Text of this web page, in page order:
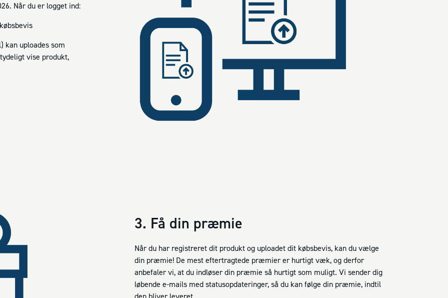
Når du er logget ind:
kan uploades som
vise produkt,
3. Få din præmie
Når du har registreret dit produkt og uploadet dit købsbevis, kan du vælge
din præmie! De mest eftertragtede præmier er hurtigt væk, og derfor
anbefaler vi, at du indløser din præmie så hurtigt som muligt. Vi sender dig
løbende e-mails med statusopdateringer, så du kan følge din præmie, indtil
den bliver leveret.